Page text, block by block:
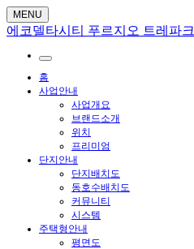
MENU
에코델타시티 푸르지오 트레파크
홈
사업안내
사업개요
브랜드소개
위치
프리미엄
단지안내
단지배치도
동호수배치도
커뮤니티
시스템
주택형안내
평면도